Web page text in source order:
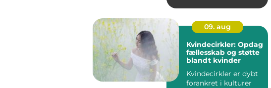
09. aug
Kvindecirkler: Opdag
fællesskab og støtte
blandt kvinder
Kvindecirkler er dybt
forankret i kulturer